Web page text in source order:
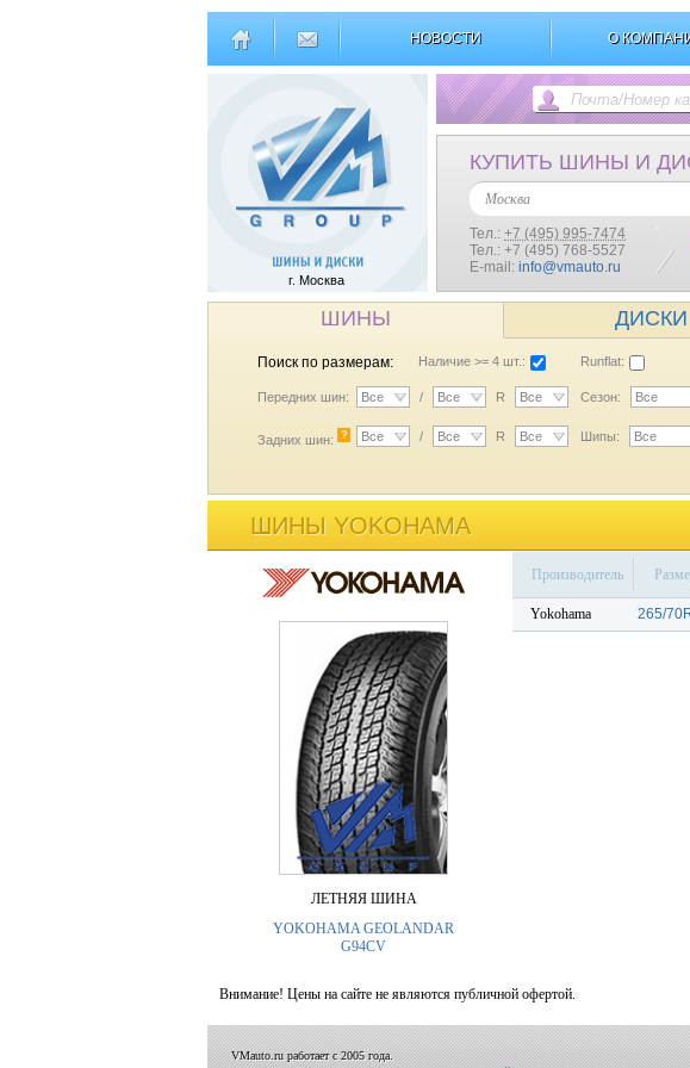
НОВОСТИ О
г. Москва
КУПИТЬ ШИНЫ И
Москва
Тел.: +7 (495) 995-7474
Тел.: +7 (495) 768-5527
E-mail: info@vmauto.ru
ШИНЫ ДИСКИ
Поиск по размерам: Наличие >= 4 шт.: Runflat:
Передних шин: Все / Все R Все Сезон: Все
Задних шин: ? Все / Все R Все Шипы: Все
ШИНЫ YOKOHAMA
ЛЕТНЯЯ ШИНА
YOKOHAMA GEOLANDAR
G94CV
Производитель
Yokohama 265/
Внимание! Цены на сайте не являются публичной офертой.
VMauto.ru работает с 2005 года.